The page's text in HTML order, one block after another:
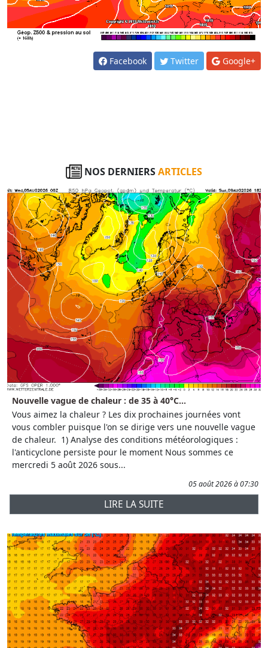
Facebook Twitter Google+
NOS DERNIERSARTICLES
Nouvelle vague de chaleur : de 35 à 40°C...
Vous aimez la chaleur ? Les dix prochaines journées vont
vous combler puisque l'on se dirige vers une nouvelle vague
de chaleur. 1) Analyse des conditions météorologiques :
l'anticyclone persiste pour le moment Nous sommes ce
mercredi 5 août 2026 sous...
05 août 2026 à 07:30
LIRE LA SUITE